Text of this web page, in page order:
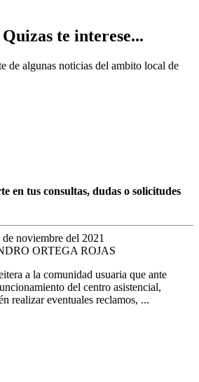
te interese...
de algunas noticias del ambito local de
en tus consultas, dudas o solicitudes
de noviembre del 2021
ORTEGA ROJAS
a la comunidad usuaria que ante
del centro asistencial,
realizar eventuales reclamos, ...